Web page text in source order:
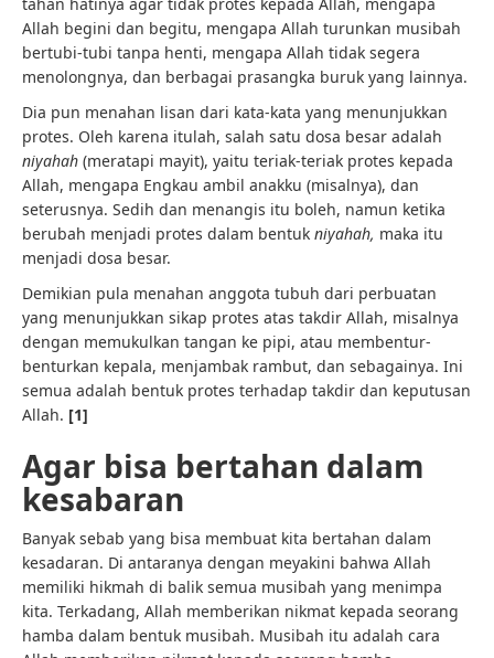
Allah begini dan begitu, mengapa Allah turunkan musibah
bertubi-tubi tanpa henti, mengapa Allah tidak segera
menolongnya, dan berbagai prasangka buruk yang lainnya.
Dia pun menahan lisan dari kata-kata yang menunjukkan
protes. Oleh karena itulah, salah satu dosa besar adalah
niyahah (meratapi mayit), yaitu teriak-teriak protes kepada
Allah, mengapa Engkau ambil anakku (misalnya), dan
seterusnya. Sedih dan menangis itu boleh, namun ketika
berubah menjadi protes dalam bentuk niyahah, maka itu
menjadi dosa besar.
Demikian pula menahan anggota tubuh dari perbuatan
yang menunjukkan sikap protes atas takdir Allah, misalnya
dengan memukulkan tangan ke pipi, atau membentur-
benturkan kepala, menjambak rambut, dan sebagainya. Ini
semua adalah bentuk protes terhadap takdir dan keputusan
Allah. [1]
Agar bisa bertahan dalam
kesabaran
Banyak sebab yang bisa membuat kita bertahan dalam
kesadaran. Di antaranya dengan meyakini bahwa Allah
memiliki hikmah di balik semua musibah yang menimpa
kita. Terkadang, Allah memberikan nikmat kepada seorang
hamba dalam bentuk musibah. Musibah itu adalah cara